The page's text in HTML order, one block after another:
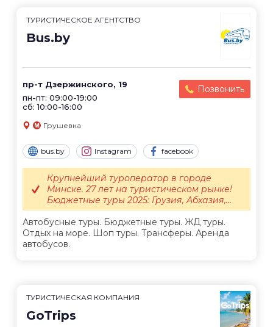
ТУРИСТИЧЕСКОЕ АГЕНТСТВО
Bus.by
пр-т Дзержинского, 19
пн-пт: 09:00-19:00
сб: 10:00-16:00
Позвонить
Грушевка
bus.by Instagram facebook
Автобусные туры. Бюджетные туры. ЖД туры.
Отдых на море. Шоп туры. Трансферы. Аренда
автобусов.
Крупнейший туроператор в городе
Минске. 27 лет на туристическом рынке!
Бюджетные туры 2025: Грузия, Абхазия,...
ТУРИСТИЧЕСКАЯ КОМПАНИЯ
GoTrips